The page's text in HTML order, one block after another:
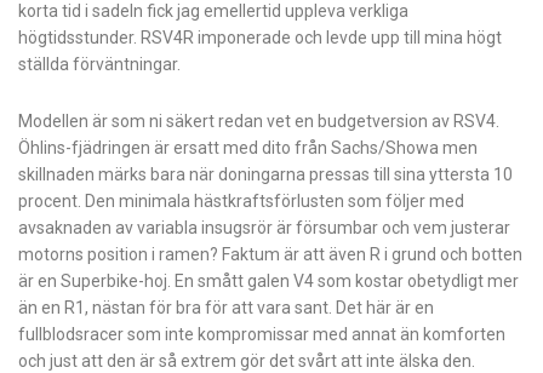
korta tid i sadeln fick jag emellertid uppleva verkliga
högtidsstunder. RSV4R imponerade och levde upp till mina högt
ställda förväntningar.
Modellen är som ni säkert redan vet en budgetversion av RSV4.
Öhlins-fjädringen är ersatt med dito från Sachs/Showa men
skillnaden märks bara när doningarna pressas till sina yttersta 10
procent. Den minimala hästkraftsförlusten som följer med
avsaknaden av variabla insugsrör är försumbar och vem justerar
motorns position i ramen? Faktum är att även R i grund och botten
är en Superbike-hoj. En smått galen V4 som kostar obetydligt mer
än en R1, nästan för bra för att vara sant. Det här är en
fullblodsracer som inte kompromissar med annat än komforten
och just att den är så extrem gör det svårt att inte älska den.